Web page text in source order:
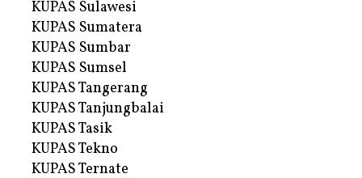
KUPAS Sulawesi
KUPAS Sumatera
KUPAS Sumbar
KUPAS Sumsel
KUPAS Tangerang
KUPAS Tanjungbalai
KUPAS Tasik
KUPAS Tekno
KUPAS Ternate